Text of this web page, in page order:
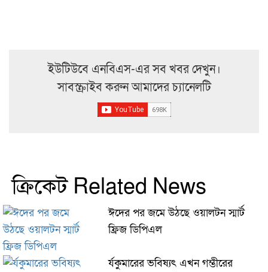
ইউটিউবে এনবিএস-এর সব খবর দেখুন।
সাবস্ক্রাইব করুন আমাদের চ্যানেলটি
ক্রিকেট Related News
ঈদের পর জমে উঠছে ওয়ালটন স্মার্ট
ফ্রিজ ডিপিএল
র্যকুমারের ভবিষ্যৎ এখন গম্ভীরের